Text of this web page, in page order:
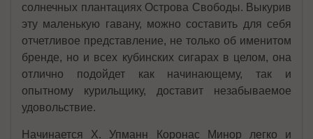
солнечных плантациях Острова Свободы. Выкурив
эту маленькую гавану, можно составить для себя
отчетливое представление, не только об именитом
бренде, но и всех кубинских сигарах в целом, она
отлично подойдет как начинающему, так и
опытному курильщику, доставит незабываемое
удовольствие.
Начинается Х. Упманн Коронас Минор легко и